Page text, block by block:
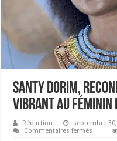
Santy Dorim,
vibrant au
Rédaction septembre
Commentaires fermés